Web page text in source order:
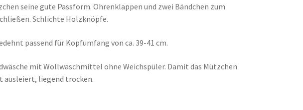
seine gute Passform. Ohrenklappen und zwei Bändchen zum
Schlichte Holzknöpfe.
passend für Kopfumfang von ca. 39-41 cm.
mit Wollwaschmittel ohne Weichspüler. Damit das Mützchen
ausleiert, liegend trocken.